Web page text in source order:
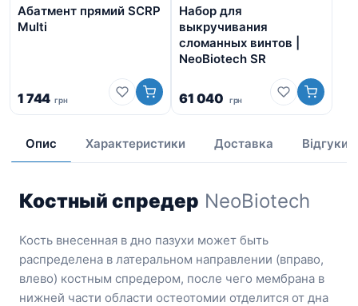
Абатмент прямий SCRP
Multi
1 744 грн
Набор для
выкручивания
сломанных винтов |
NeoBiotech SR
61 040 грн
Опис Характеристики Доставка Відгуки
Костный спредер NeoBiotech
Кость внесенная в дно пазухи может быть
распределена в латеральном направлении (вправо,
влево) костным спредером, после чего мембрана в
нижней части области остеотомии отделится от дна